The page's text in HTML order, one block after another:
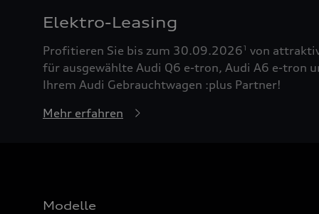
Elektro-Leasing
Profitieren Sie bis zum 30.09.20261 von
für ausgewählte Audi Q6 e-tron, Audi A6 e-tron
Ihrem Audi Gebrauchtwagen :plus Partner!
Mehr erfahren
Modelle